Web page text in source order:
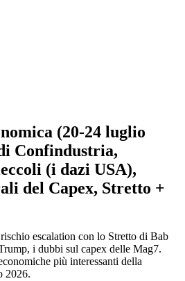
(20-24 luglio
Confindustria,
(i dazi USA),
del Capex, Stretto +
escalation con lo Stretto di Bab
i dubbi sul capex delle Mag7.
più interessanti della
2026.